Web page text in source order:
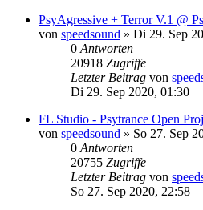
PsyAgressive + Terror V.1 @
von speedsound » Di 29. Sep
0 Antworten
20918 Zugriffe
Letzter Beitrag von
Di 29. Sep 2020, 01:30
FL Studio - Psytrance Open
von speedsound » So 27. Sep
0 Antworten
20755 Zugriffe
Letzter Beitrag von
So 27. Sep 2020, 22:58